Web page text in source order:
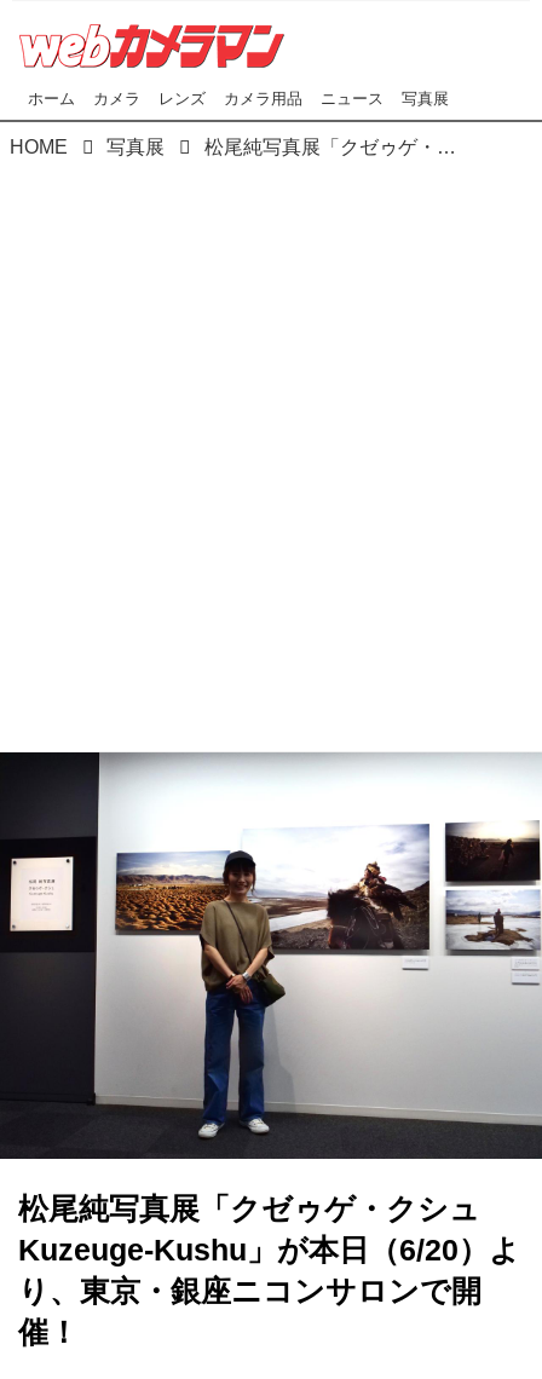
ホーム カメラ レンズ カメラ用品 ニュース 写真展
HOME 写真展 松尾純写真展「クゼゥゲ・クシュ Kuzeuge-Kushu」が本日（6/20）より、東京・銀座ニコンサロンで開催！
松尾純写真展「クゼゥゲ・クシュ
Kuzeuge-Kushu」が本日（6/20）よ
り、東京・銀座ニコンサロンで開
催！